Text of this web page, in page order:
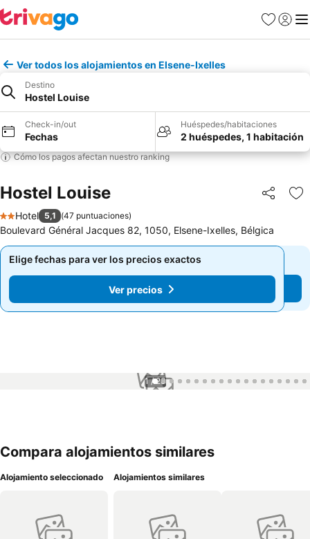
Favoritos
Iniciar
Ver todos los alojamientos en Elsene-Ixelles
Destino
Hostel Louise
Check-in/out
Fechas
Huéspedes/habitaciones
2 huéspedes, 1 habitación
Cómo los pagos afectan nuestro ranking
Hostel Louise Compartir
2 Estrellas
Hotel 5,1 (47 puntuaciones)
Boulevard Général Jacques 82, 1050, Elsene-Ixelles, Bélgica
Elige fechas para ver los precios exactos
Ver precios
Elige fechas para ver los precios exactos
Ver precios
1 / 23
Compara alojamientos similares
Alojamiento seleccionado Alojamientos similares